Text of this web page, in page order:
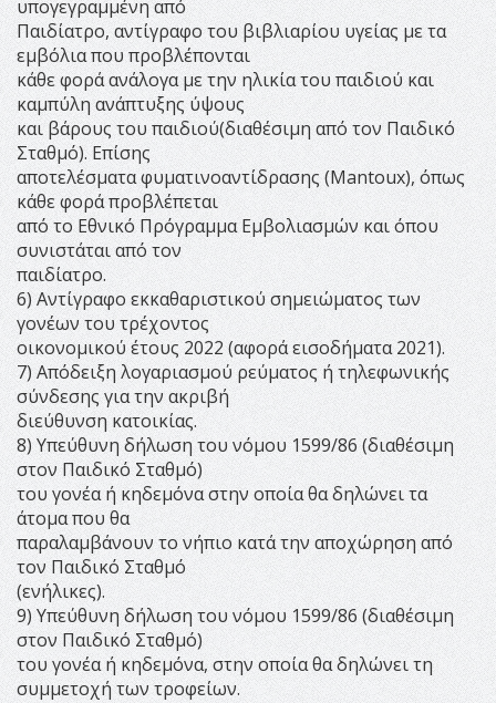
υπογεγραμμένη από
Παιδίατρο, αντίγραφο του βιβλιαρίου υγείας με τα
εμβόλια που προβλέπονται
κάθε φορά ανάλογα με την ηλικία του παιδιού και
καμπύλη ανάπτυξης ύψους
και βάρους του παιδιού(διαθέσιμη από τον Παιδικό
Σταθμό). Επίσης
αποτελέσματα φυματινοαντίδρασης (Mantoux), όπως
κάθε φορά προβλέπεται
από το Εθνικό Πρόγραμμα Εμβολιασμών και όπου
συνιστάται από τον
παιδίατρο.
6) Αντίγραφο εκκαθαριστικού σημειώματος των
γονέων του τρέχοντος
οικονομικού έτους 2022 (αφορά εισοδήματα 2021).
7) Απόδειξη λογαριασμού ρεύματος ή τηλεφωνικής
σύνδεσης για την ακριβή
διεύθυνση κατοικίας.
8) Υπεύθυνη δήλωση του νόμου 1599/86 (διαθέσιμη
στον Παιδικό Σταθμό)
του γονέα ή κηδεμόνα στην οποία θα δηλώνει τα
άτομα που θα
παραλαμβάνουν το νήπιο κατά την αποχώρηση από
τον Παιδικό Σταθμό
(ενήλικες).
9) Υπεύθυνη δήλωση του νόμου 1599/86 (διαθέσιμη
στον Παιδικό Σταθμό)
του γονέα ή κηδεμόνα, στην οποία θα δηλώνει τη
συμμετοχή των τροφείων.